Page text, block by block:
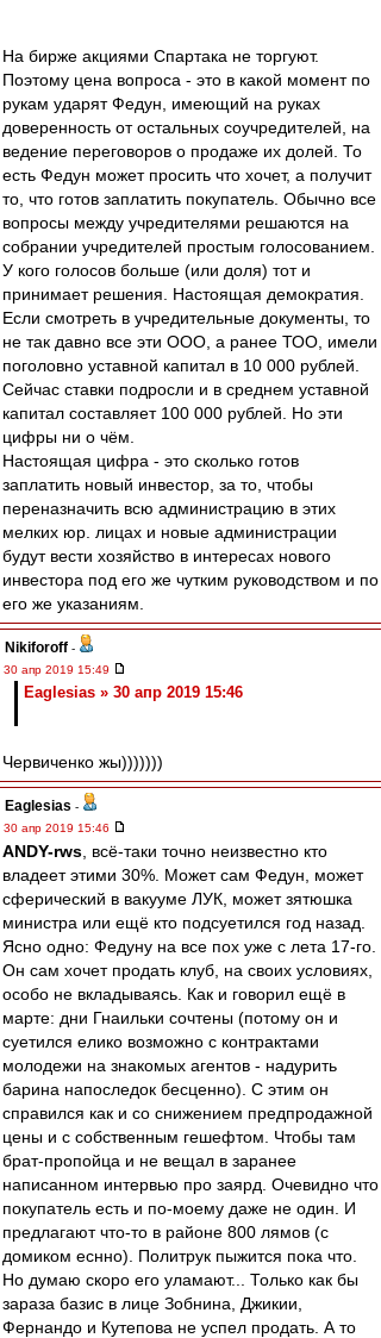
На бирже акциями Спартака не торгуют.
Поэтому цена вопроса - это в какой момент по
рукам ударят Федун, имеющий на руках
доверенность от остальных соучредителей, на
ведение переговоров о продаже их долей. То
есть Федун может просить что хочет, а получит
то, что готов заплатить покупатель. Обычно все
вопросы между учредителями решаются на
собрании учредителей простым голосованием.
У кого голосов больше (или доля) тот и
принимает решения. Настоящая демократия.
Если смотреть в учредительные документы, то
не так давно все эти ООО, а ранее ТОО, имели
поголовно уставной капитал в 10 000 рублей.
Сейчас ставки подросли и в среднем уставной
капитал составляет 100 000 рублей. Но эти
цифры ни о чём.
Настоящая цифра - это сколько готов
заплатить новый инвестор, за то, чтобы
переназначить всю администрацию в этих
мелких юр. лицах и новые администрации
будут вести хозяйство в интересах нового
инвестора под его же чутким руководством и по
его же указаниям.
Nikiforoff -
30 апр 2019 15:49
Eaglesias » 30 апр 2019 15:46
Червиченко жы)))))))
Eaglesias -
30 апр 2019 15:46
ANDY-rws , всё-таки точно неизвестно кто
владеет этими 30%. Может сам Федун, может
сферический в вакууме ЛУК, может зятюшка
министра или ещё кто подсуетился год назад.
Ясно одно: Федуну на все пох уже с лета 17-го.
Он сам хочет продать клуб, на своих условиях,
особо не вкладываясь. Как и говорил ещё в
марте: дни Гнаильки сочтены (потому он и
суетился елико возможно с контрактами
молодежи на знакомых агентов - надурить
барина напоследок бесценно). С этим он
справился как и со снижением предпродажной
цены и с собственным гешефтом. Чтобы там
брат-пропойца и не вещал в заранее
написанном интервью про заярд. Очевидно что
покупатель есть и по-моему даже не один. И
предлагают что-то в районе 800 лямов (с
домиком еснно). Политрук пыжится пока что.
Но думаю скоро его уламают... Только как бы
зараза базис в лице Зобнина, Джикии,
Фернандо и Кутепова не успел продать. А то